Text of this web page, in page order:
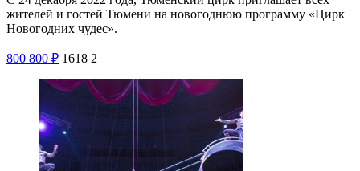
жителей и гостей Тюмени на новогоднюю программу «Цирк
Новогодних чудес».
800 800 ₽ 1618 2